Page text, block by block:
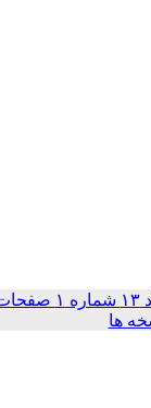
جلد ۱۳ شماره ۱ صفحات
ها